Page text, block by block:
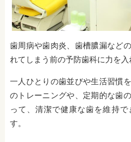
歯周病や歯肉炎、歯槽膿漏など
れてしまう前の予防歯科に力を入
一人ひとりの歯並びや生活習慣
のトレーニングや、定期的な歯
って、清潔で健康な歯を維持で
す。